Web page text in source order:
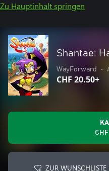
Zu Hauptinhalt springen
Shantae:
WayForward •
CHF 20.50+
ZUR